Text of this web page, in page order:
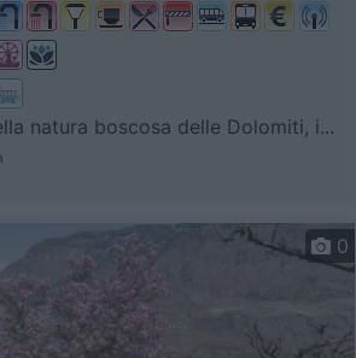
natura boscosa delle Dolomiti, i...
0